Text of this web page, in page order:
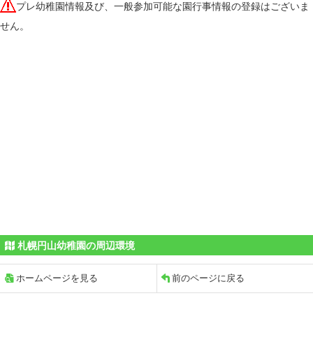
プレ幼稚園情報及び、一般参加可能な園行事情報の登録はございま
せん。
札幌円山幼稚園の周辺環境
ホームページを見る 前のページに戻る